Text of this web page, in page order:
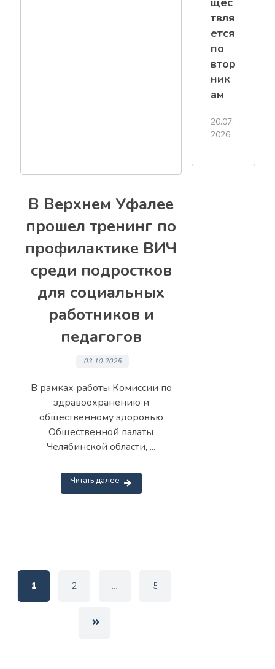
В Верхнем Уфалее
прошел тренинг по
профилактике ВИЧ
среди подростков
для социальных
работников и
педагогов
03.10.2025
В рамках работы Комиссии по
здравоохранению и
общественному здоровью
Общественной палаты
Челябинской области, ...
Читать далее
1 2 … 5
твля
ется
по
втор
ник
ам
20.07.
2026